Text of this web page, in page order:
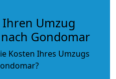
Umzug
Gondomar
Kosten Ihres Umzugs